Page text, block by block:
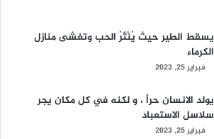
يسقط الطير حيث يُنْثَرُ الحب وتغشى منازل
الكرماء
فبراير 25, 2023
يولد الانسان حراً ، و لكنه في كل مكان يجر
سلاسل الاستعباد
فبراير 25, 2023